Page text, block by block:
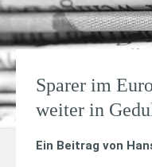
Sparer im
weiter in
Ein Beitrag von